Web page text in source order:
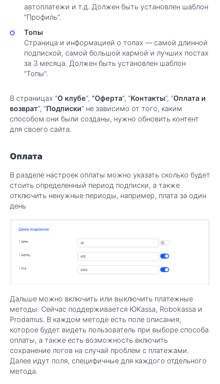
автоплатежи и т.д. Должен быть установлен шаблон
“Профиль”.
Топы
Страница и информацией о топах — самой длинной
подпиской, самой большой кармой и лучших постах
за 3 месяца. Должен быть установлен шаблон
“Топы”.
В страницах “О клубе“, “Оферта“, “Контакты“, “Оплата и
возврат“, “Подписки” не зависимо от того, каким
способом они были созданы, нужно обновить контент
для своего сайта.
Оплата
В разделе настроек оплаты можно указать сколько будет
стоить определенный период подписки, а также
отключить ненужные периоды, например, плата за один
день
Дальше можно включить или выключить платежные
методы. Сейчас поддерживается ЮKassa, Robokassa и
Prodamus. В каждом методе есть поле описания,
которое будет видеть пользователь при выборе способа
оплаты, а также есть возможность включить
сохранение логов на случай проблем с платежами.
Далее идут поля, специфичные для каждого отдельного
метода.